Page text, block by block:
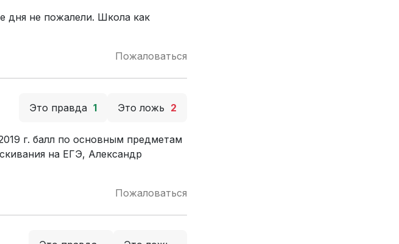
дня не пожалели. Школа как
Пожаловаться
Это правда 1 Это ложь 2
г. балл по основным предметам
на ЕГЭ, Александр
Пожаловаться